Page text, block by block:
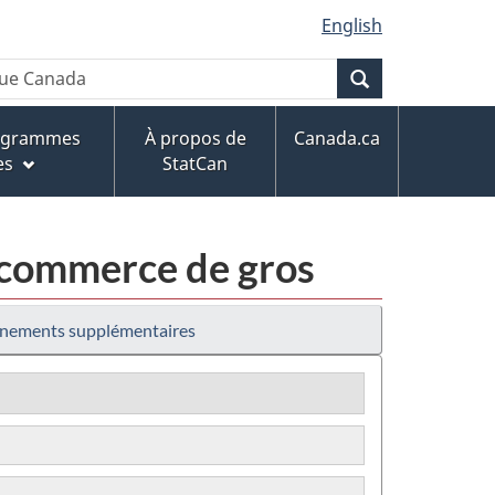
English
À propos de
StatCan
Canada.ca
de gros
supplémentaires